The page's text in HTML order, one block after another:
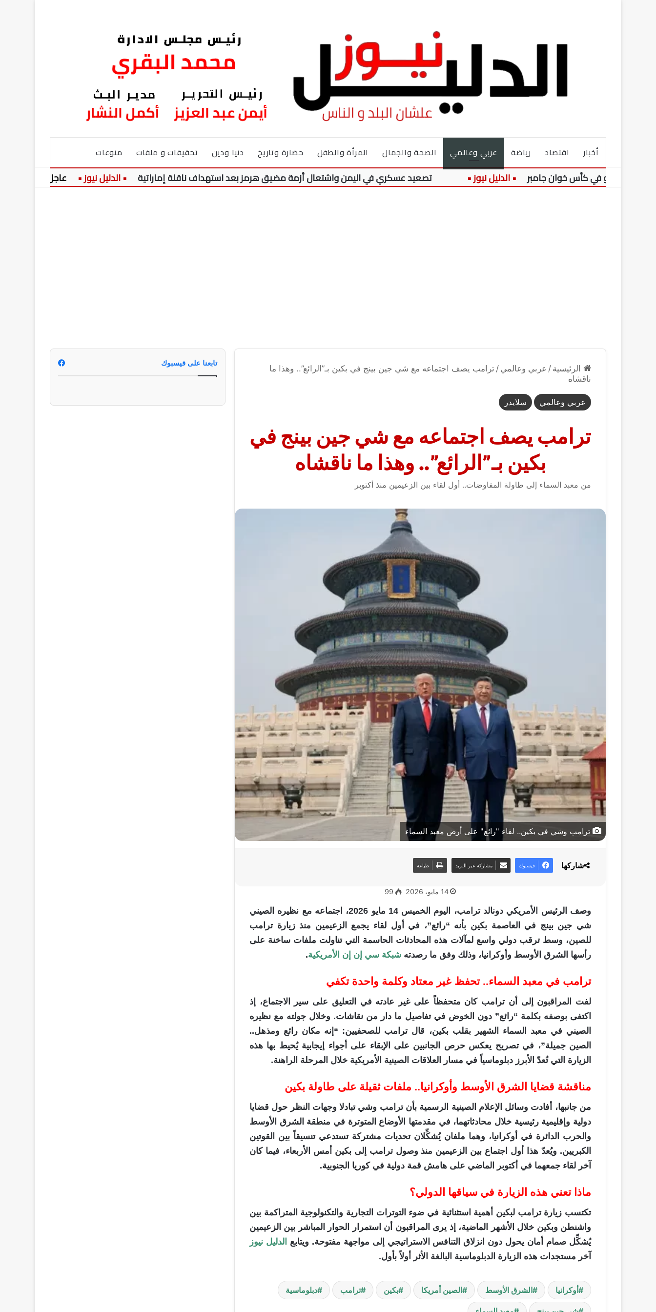
أخبار اقتصاد رياضة عربي وعالمي الصحة والجمال المرأة والطفل حضارة وتاريخ دنيا ودين تحقيقات و ملفات منوعات
نو في كأس خوان جامبر تصعيد عسكري في اليمن واشتعال أزمة مضيق هرمز بعد استهداف ناقلة إماراتية عاجل: تعرف على
الرئيسية / عربي وعالمي / ترامب يصف اجتماعه مع شي جين بينج في بكين بـ”الرائع”.. وهذا ما
ناقشاه
عربي وعالمي سلايدر
ترامب يصف اجتماعه مع شي جين بينج في
بكين بـ”الرائع”.. وهذا ما ناقشاه
من معبد السماء إلى طاولة المفاوضات.. أول لقاء بين الزعيمين منذ أكتوبر
ترامب وشي في بكين.. لقاء "رائع" على أرض معبد السماء
14 مايو، 2026 99
وصف الرئيس الأمريكي دونالد ترامب، اليوم الخميس 14 مايو 2026، اجتماعه مع نظيره الصيني
شي جين بينج في العاصمة بكين بأنه “رائع”، في أول لقاء يجمع الزعيمين منذ زيارة ترامب
للصين، وسط ترقب دولي واسع لمآلات هذه المحادثات الحاسمة التي تناولت ملفات ساخنة على
رأسها الشرق الأوسط وأوكرانيا، وذلك وفق ما رصدته شبكة سي إن إن الأمريكية.
ترامب في معبد السماء.. تحفظ غير معتاد وكلمة واحدة تكفي
لفت المراقبون إلى أن ترامب كان متحفظاً على غير عادته في التعليق على سير الاجتماع، إذ
اكتفى بوصفه بكلمة “رائع” دون الخوض في تفاصيل ما دار من نقاشات. وخلال جولته مع نظيره
الصيني في معبد السماء الشهير بقلب بكين، قال ترامب للصحفيين: “إنه مكان رائع ومذهل..
الصين جميلة”، في تصريح يعكس حرص الجانبين على الإبقاء على أجواء إيجابية يُحيط بها هذه
الزيارة التي تُعدّ الأبرز دبلوماسياً في مسار العلاقات الصينية الأمريكية خلال المرحلة الراهنة.
مناقشة قضايا الشرق الأوسط وأوكرانيا.. ملفات ثقيلة على طاولة بكين
من جانبها، أفادت وسائل الإعلام الصينية الرسمية بأن ترامب وشي تبادلا وجهات النظر حول قضايا
دولية وإقليمية رئيسية خلال محادثاتهما، في مقدمتها الأوضاع المتوترة في منطقة الشرق الأوسط
والحرب الدائرة في أوكرانيا، وهما ملفان يُشكِّلان تحديات مشتركة تستدعي تنسيقاً بين القوتين
الكبريين. ويُعدّ هذا أول اجتماع بين الزعيمين منذ وصول ترامب إلى بكين أمس الأربعاء، فيما كان
آخر لقاء جمعهما في أكتوبر الماضي على هامش قمة دولية في كوريا الجنوبية.
ماذا تعني هذه الزيارة في سياقها الدولي؟
تكتسب زيارة ترامب لبكين أهمية استثنائية في ضوء التوترات التجارية والتكنولوجية المتراكمة بين
واشنطن وبكين خلال الأشهر الماضية، إذ يرى المراقبون أن استمرار الحوار المباشر بين الزعيمين
يُشكِّل صمام أمان يحول دون انزلاق التنافس الاستراتيجي إلى مواجهة مفتوحة. ويتابع الدليل نيوز
آخر مستجدات هذه الزيارة الدبلوماسية البالغة الأثر أولاً بأول.
أوكرانيا الشرق الأوسط الصين أمريكا بكين ترامب دبلوماسية
شاركها فيسبوك مشاركة عبر البريد طباعة
تابعنا على فيسبوك